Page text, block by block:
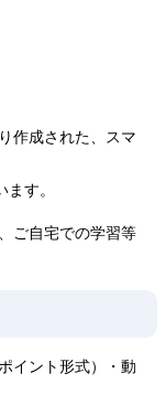
作成された、スマ
す。
ご自宅での学習等
イント形式）・動